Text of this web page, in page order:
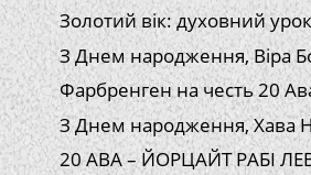
Золотий вік: духовний урок
З Днем народження, Віра
Фарбренген на честь 20
З Днем народження, Хава
20 АВА – ЙОРЦАЙТ РАБІ